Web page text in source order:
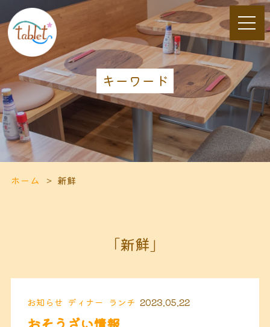
キーワード
ホーム 新鮮
「新鮮」
お知らせ ディナー ランチ 2023.05.22